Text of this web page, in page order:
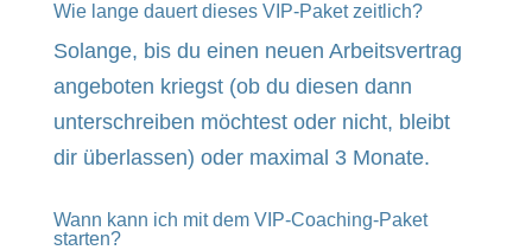
Wie lange dauert dieses VIP-Paket zeitlich?
Solange, bis du einen neuen Arbeitsvertrag
angeboten kriegst (ob du diesen dann
unterschreiben möchtest oder nicht, bleibt
dir überlassen) oder maximal 3 Monate.
Wann kann ich mit dem VIP-Coaching-Paket
starten?